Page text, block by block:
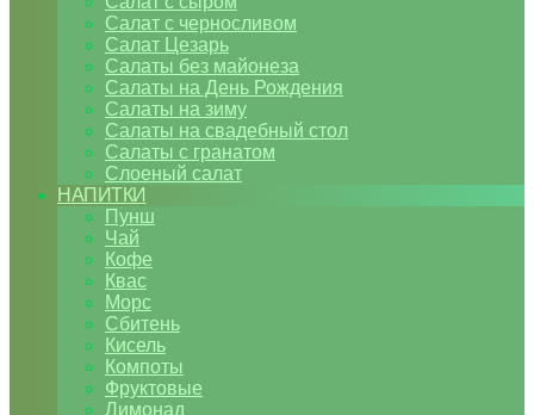
Салат с черносливом
Салат Цезарь
Салаты без майонеза
Салаты на День Рождения
Салаты на зиму
Салаты на свадебный стол
Салаты с гранатом
Слоеный салат
НАПИТКИ
Пунш
Чай
Кофе
Квас
Морс
Сбитень
Кисель
Компоты
Фруктовые
Лимонад